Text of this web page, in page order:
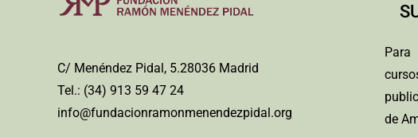
C/ Menéndez Pidal, 5.28036 Madrid
Tel.: (34) 913 59 47 24
info@fundacionramonmenendezpidal.org
de